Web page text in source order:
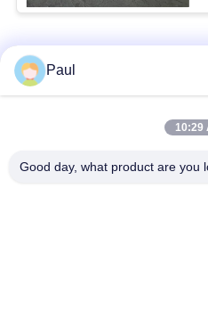
Λαϊκή κατηγορία
Paul
10:29
Good day, what product are you